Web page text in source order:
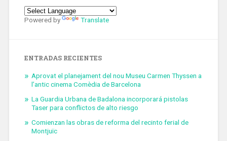
Powered by Translate
ENTRADAS RECIENTES
Aprovat el planejament del nou Museu Carmen Thyssen a
l’antic cinema Comèdia de Barcelona
La Guardia Urbana de Badalona incorporará pistolas
Taser para conflictos de alto riesgo
Comienzan las obras de reforma del recinto ferial de
Montjuïc